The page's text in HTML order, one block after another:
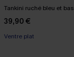
Tankini ruché bleu et bas
39,90 €
Ventre plat